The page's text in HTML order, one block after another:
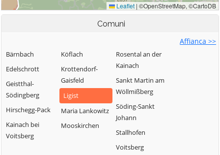
Comuni
Affianca >>
Bärnbach
Edelschrott
Geistthal-
Södingberg
Hirschegg-Pack
Kainach bei
Voitsberg
Köflach
Krottendorf-
Gaisfeld
Ligist
Maria Lankowitz
Mooskirchen
Rosental an der
Kainach
Sankt Martin am
Wöllmißberg
Söding-Sankt
Johann
Stallhofen
Voitsberg